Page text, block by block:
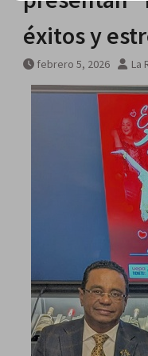
éxitos y
febrero 5, 2026 La